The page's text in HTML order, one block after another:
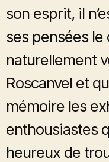
son esprit, il
ses pensées
naturellement
Roscanvel et
mémoire les
enthousiastes
heureux de